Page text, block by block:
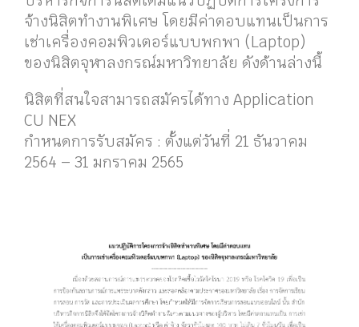
จ้างนิสิตทำงานพิเศษ โดยมีค่าตอบแทนเป็นการ
เช่าเครื่องคอมพิวเตอร์แบบพกพา (Laptop)
ของนิสิตจุฬาลงกรณ์มหาวิทยาลัย ดังด้านล่างนี้
นิสิตที่สนใจสามารถสมัครได้ทาง Application
CU NEX
กำหนดการรับสมัคร : ตั้งแต่วันที่ 21 ธันวาคม
2564 – 31 มกราคม 2565